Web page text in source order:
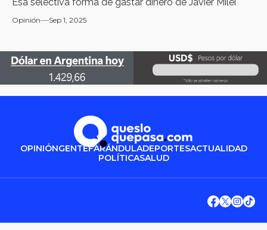
Esa selectiva forma de gastar dinero de Javier Milei
Opinión Sep 1, 2025
OPINIÓNGENTEFARÁNDULADEPORTESACTUALIDAD
POLÍTICASALUD